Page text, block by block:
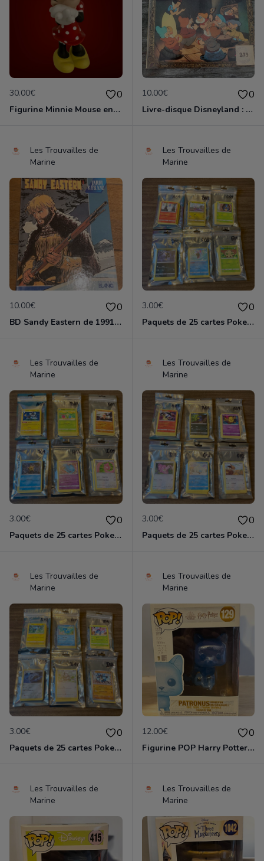
30.00€ 0
Figurine Minnie Mouse en porcelaine de 14 cm de haut marque Disney comme neuve
10.00€ 0
Livre-disque Disneyland : Blanche-Neige et les 7 nains 33 tours 1/3 avec 24 pages en couleurs en bon état
Les Trouvailles de
Marine
10.00€ 0
BD Sandy Eastern de 1991 en tres bon etat
Les Trouvailles de
Marine
3.00€ 0
Paquets de 25 cartes Pokemon etat comme neuf
Les Trouvailles de
Marine
3.00€ 0
Paquets de 25 cartes Pokemon etat comme neuf
Les Trouvailles de
Marine
3.00€ 0
Paquets de 25 cartes Pokemon etat comme neuf
Les Trouvailles de
Marine
3.00€ 0
Paquets de 25 cartes Pokemon etat comme neuf
Les Trouvailles de
Marine
12.00€ 0
Figurine POP Harry Potter 129 Patronus Minerva Mc Gonagall neuve non deboxee
Les Trouvailles de
Marine
Les Trouvailles de
Marine